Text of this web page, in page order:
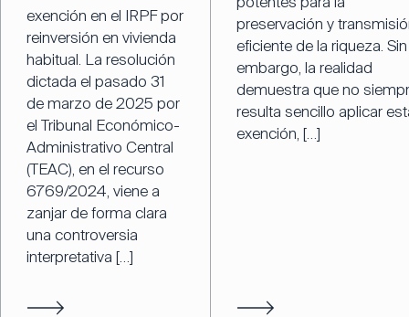
exención en el IRPF por
reinversión en vivienda
habitual. La resolución
dictada el pasado 31
de marzo de 2025 por
el Tribunal Económico-
Administrativo Central
(TEAC), en el recurso
6769/2024, viene a
zanjar de forma clara
una controversia
interpretativa […]
preservación y
eficiente de la riqueza. Sin
embargo, la realidad
demuestra que no
resulta sencillo aplicar
exención, […]